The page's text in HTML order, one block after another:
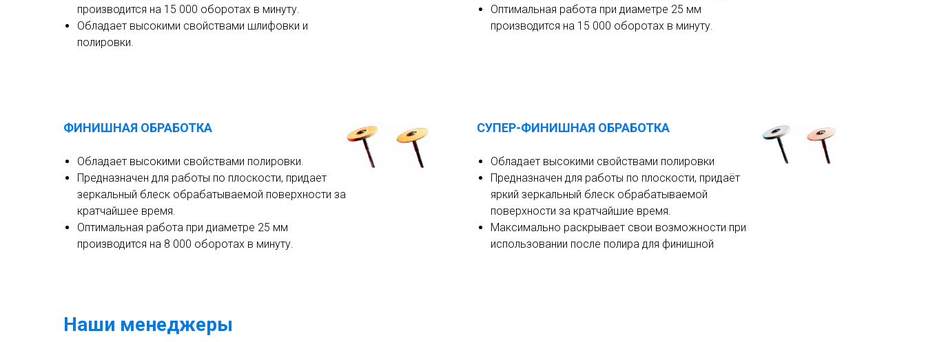
производится на 15 000 оборотах в минуту.
Обладает высокими свойствами шлифовки и
полировки.
Оптимальная работа при диаметре 25 мм
производится на 15 000 оборотах в минуту.
ФИНИШНАЯ ОБРАБОТКА
Обладает высокими свойствами полировки.
Предназначен для работы по плоскости, придает
зеркальный блеск обрабатываемой поверхности за
кратчайшее время.
Оптимальная работа при диаметре 25 мм
производится на 8 000 оборотах в минуту.
СУПЕР-ФИНИШНАЯ ОБРАБОТКА
Обладает высокими свойствами полировки
Предназначен для работы по плоскости, придаёт
яркий зеркальный блеск обрабатываемой
поверхности за кратчайшие время.
Максимально раскрывает свои возможности при
использовании после полира для финишной
Наши менеджеры